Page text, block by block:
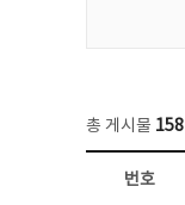
총 게시물 158
번호